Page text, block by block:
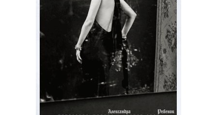
Команда рюмочной «Рядом»
открыла бар «За углом»
В новой питейной уже традиционно
закусывают водку бутербродами с селедкой, а
пиво – хот-догами.